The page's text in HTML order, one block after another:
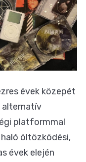
évek közepét
alternatív
platformmal
öltözködési,
évek elején